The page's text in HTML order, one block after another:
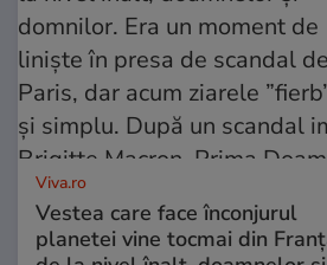
Viva.ro
Vestea care face înconjurul
planetei vine tocmai din